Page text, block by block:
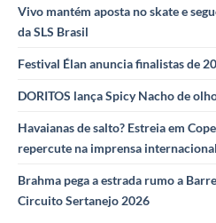
Vivo mantém aposta no skate e
da SLS Brasil
Festival Élan anuncia finalistas de
DORITOS lança Spicy Nacho de
Havaianas de salto? Estreia em
repercute na imprensa internacional
Brahma pega a estrada rumo a
Circuito Sertanejo 2026